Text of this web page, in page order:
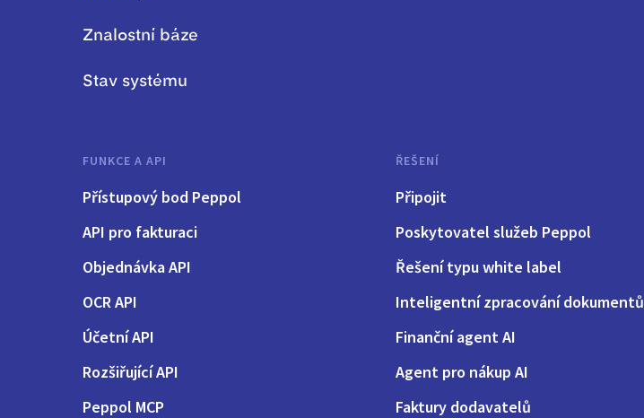
Znalostní báze
Stav systému
FUNKCE A API
Přístupový bod Peppol
API pro fakturaci
Objednávka API
OCR API
Účetní API
Rozšiřující API
Peppol MCP
ŘEŠENÍ
Připojit
Poskytovatel služeb Peppol
Řešení typu white label
Inteligentní zpracování dokumentů
Finanční agent AI
Agent pro nákup AI
Faktury dodavatelů